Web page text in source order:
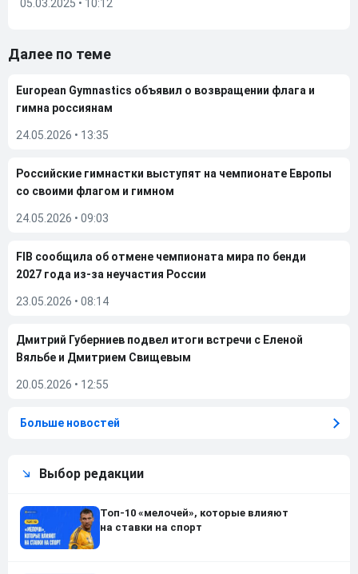
05.03.2025 • 10:12
Далее по теме
European Gymnastics объявил о возвращении флага и
гимна россиянам
24.05.2026 • 13:35
Российские гимнастки выступят на чемпионате Европы
со своими флагом и гимном
24.05.2026 • 09:03
FIB сообщила об отмене чемпионата мира по бенди
2027 года из-за неучастия России
23.05.2026 • 08:14
Дмитрий Губерниев подвел итоги встречи с Еленой
Вяльбе и Дмитрием Свищевым
20.05.2026 • 12:55
Больше новостей
Выбор редакции
Топ-10 «мелочей», которые влияют
на ставки на спорт